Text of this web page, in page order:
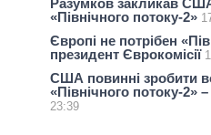
«Північного потоку-2»
Європі не потрібен
президент Єврокомісії
США повинні зробити
«Північного потоку-2»
23:39